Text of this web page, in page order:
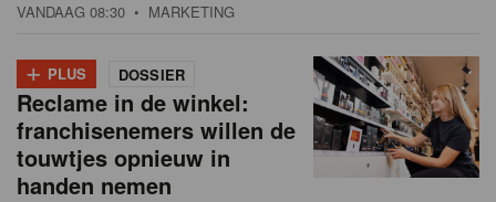
VANDAAG 08:30 • MARKETING
+ PLUS DOSSIER
Reclame in de winkel:
franchisenemers willen de
touwtjes opnieuw in
handen nemen